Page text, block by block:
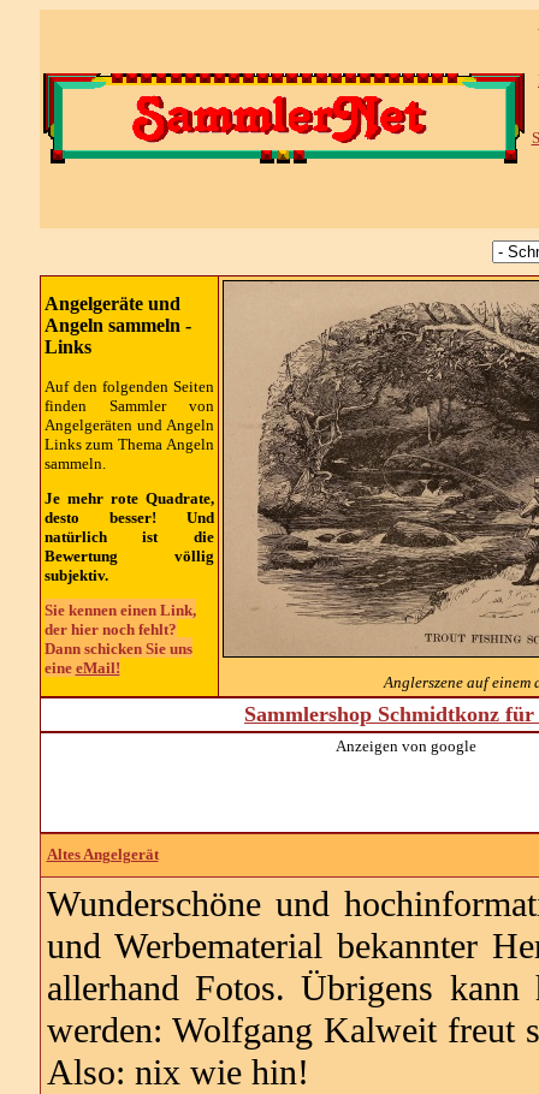
Angelgeräte und
Angeln sammeln -
Links
Auf den folgenden Seiten
finden Sammler von
Angelgeräten und Angeln
Links zum Thema Angeln
sammeln.
Je mehr rote Quadrate,
desto besser! Und
natürlich ist die
Bewertung völlig
subjektiv.
Sie kennen einen Link,
der hier noch fehlt?
Dann schicken Sie uns
eine eMail!
Anglerszene auf einem
Sammlershop Schmidtkonz
Anzeigen von google
Altes Angelgerät
Wunderschöne und
und Werbematerial bekannter
allerhand Fotos. Übrigens
werden: Wolfgang Kalweit freut
Also: nix wie hin!